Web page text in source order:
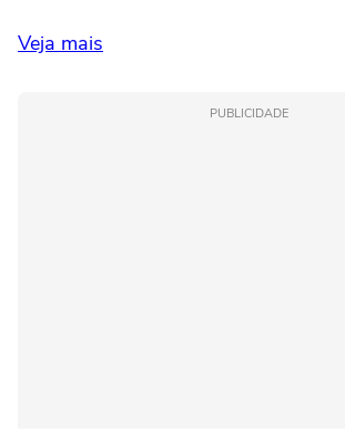
Veja mais
PUBLICIDADE